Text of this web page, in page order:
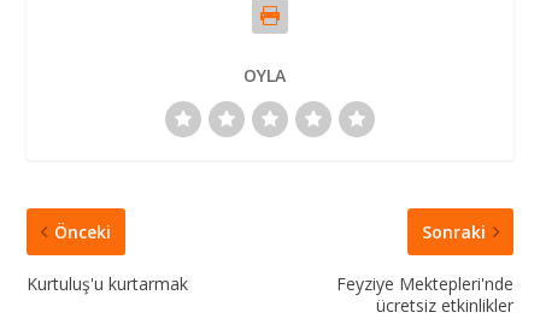
OYLA
Önceki
Kurtuluş'u kurtarmak
Sonraki
Feyziye Mektepleri'nde
ücretsiz etkinlikler